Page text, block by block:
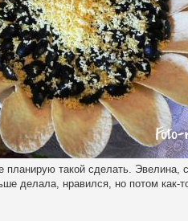
планирую такой сделать. Эвелина,
делала, нравился, но потом как-